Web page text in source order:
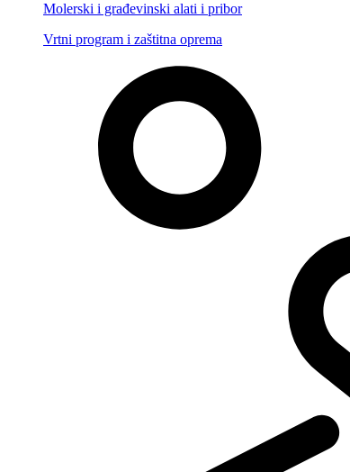
Molerski i građevinski alati i pribor
Vrtni program i zaštitna oprema